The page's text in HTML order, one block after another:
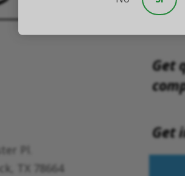
Pl.
TX 78664
Get
Get